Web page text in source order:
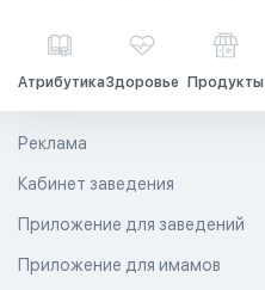
АтрибутикаЗдоровье Продукты
Реклама
Кабинет заведения
Приложение для заведений
Приложение для имамов